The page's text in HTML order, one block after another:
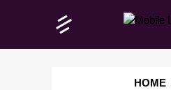
HOME